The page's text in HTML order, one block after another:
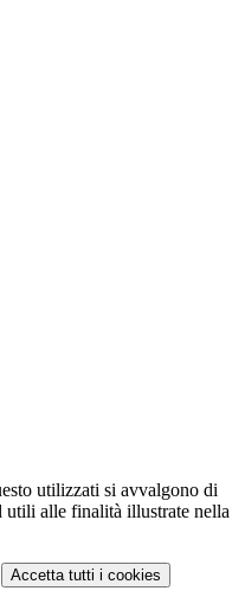
utilizzati si avvalgono di
utili alle finalità illustrate nella
Accetta tutti i cookies